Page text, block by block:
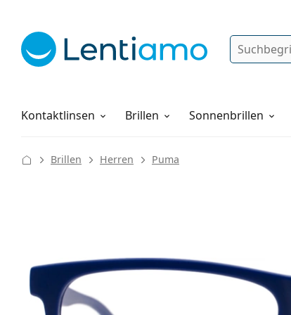
Suche
Kontaktlinsen
Pflegemittel Brillen Sonnenbrillen
Alles über den Einkauf
Brillen Herren Puma